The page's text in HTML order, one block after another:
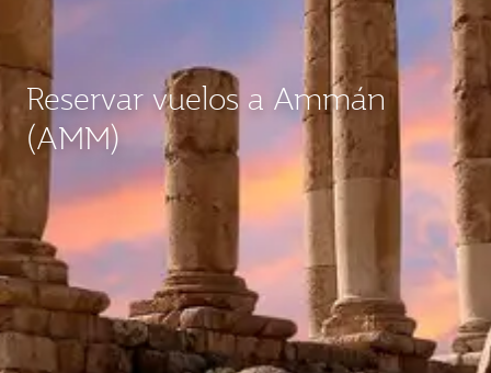
Reservar vuelos a Ammán
(AMM)